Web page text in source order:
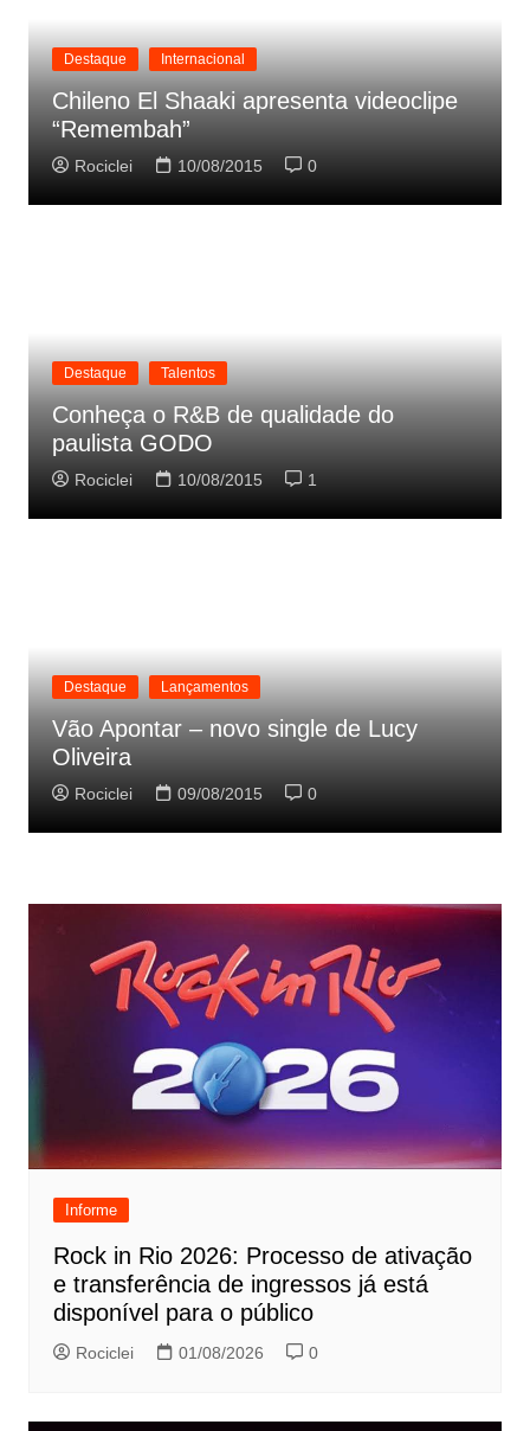
Destaque Internacional
Chileno El Shaaki apresenta videoclipe
“Remembah”
Rociclei 10/08/2015 0
Destaque Talentos
Conheça o R&B de qualidade do
paulista GODO
Rociclei 10/08/2015 1
Destaque Lançamentos
Vão Apontar – novo single de Lucy
Oliveira
Rociclei 09/08/2015 0
Informe
Rock in Rio 2026: Processo de ativação
e transferência de ingressos já está
disponível para o público
Rociclei 01/08/2026 0